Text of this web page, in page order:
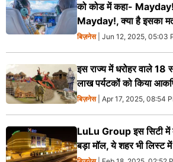
को कोड में कहा-
Mayday!, क्या है इसका
बिज़नेस| Jun 12, 2025, 05:03
इस राज्य में धरोहर वाले
लाख पर्यटकों को किया
बिज़नेस| Apr 17, 2025, 08:54
LuLu Group इस सिटी में
बड़ा मॉल, ये शहर भी लिस्ट